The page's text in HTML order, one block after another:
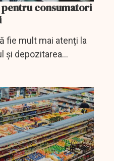
consumatori
fie mult mai atenți la
și depozitarea
zilele de caniculă,